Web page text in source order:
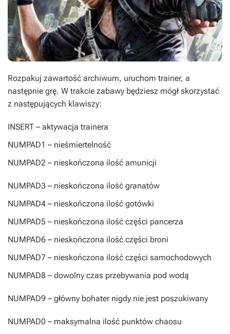
Rozpakuj zawartość archiwum, uruchom trainer, a
następnie grę. W trakcie zabawy będziesz mógł skorzystać
z następujących klawiszy:
INSERT – aktywacja trainera
NUMPAD1 – nieśmiertelność
NUMPAD2 – nieskończona ilość amunicji
NUMPAD3 – nieskończona ilość granatów
NUMPAD4 – nieskończona ilość gotówki
NUMPAD5 – nieskończona ilość części pancerza
NUMPAD6 – nieskończona ilość części broni
NUMPAD7 – nieskończona ilość części samochodowych
NUMPAD8 – dowolny czas przebywania pod wodą
NUMPAD9 – główny bohater nigdy nie jest poszukiwany
NUMPAD0 – maksymalna ilość punktów chaosu